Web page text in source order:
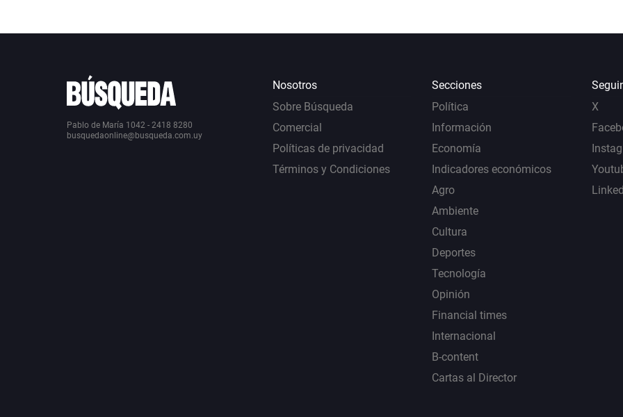
Pablo de María 1042 - 2418 8280
busquedaonline@busqueda.com.uy
Nosotros
Sobre Búsqueda
Comercial
Políticas de privacidad
Términos y Condiciones
Secciones
Política
Información
Economía
Indicadores económicos
Agro
Ambiente
Cultura
Deportes
Tecnología
Opinión
Financial times
Internacional
B-content
Cartas al Director
X